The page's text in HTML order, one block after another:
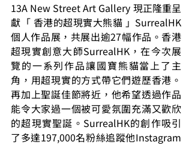
13A New Street Art Gallery 現正隆重呈
獻「 香港的超現實大熊貓 」SurrealHK
個人作品展，共展出逾27幅作品。香港
超現實創意大師SurrealHK，在今次展
覽的一系列作品讓國寶熊貓當上了主
角，用超現實的方式帶它們遊歷香港。
再加上聖誕佳節將近，他希望透過作品
能令大家過一個被可愛氛圍充滿又歡欣
的超現實聖誕。SurrealHK的創作吸引
了多達197,000名粉絲追蹤他Instagram